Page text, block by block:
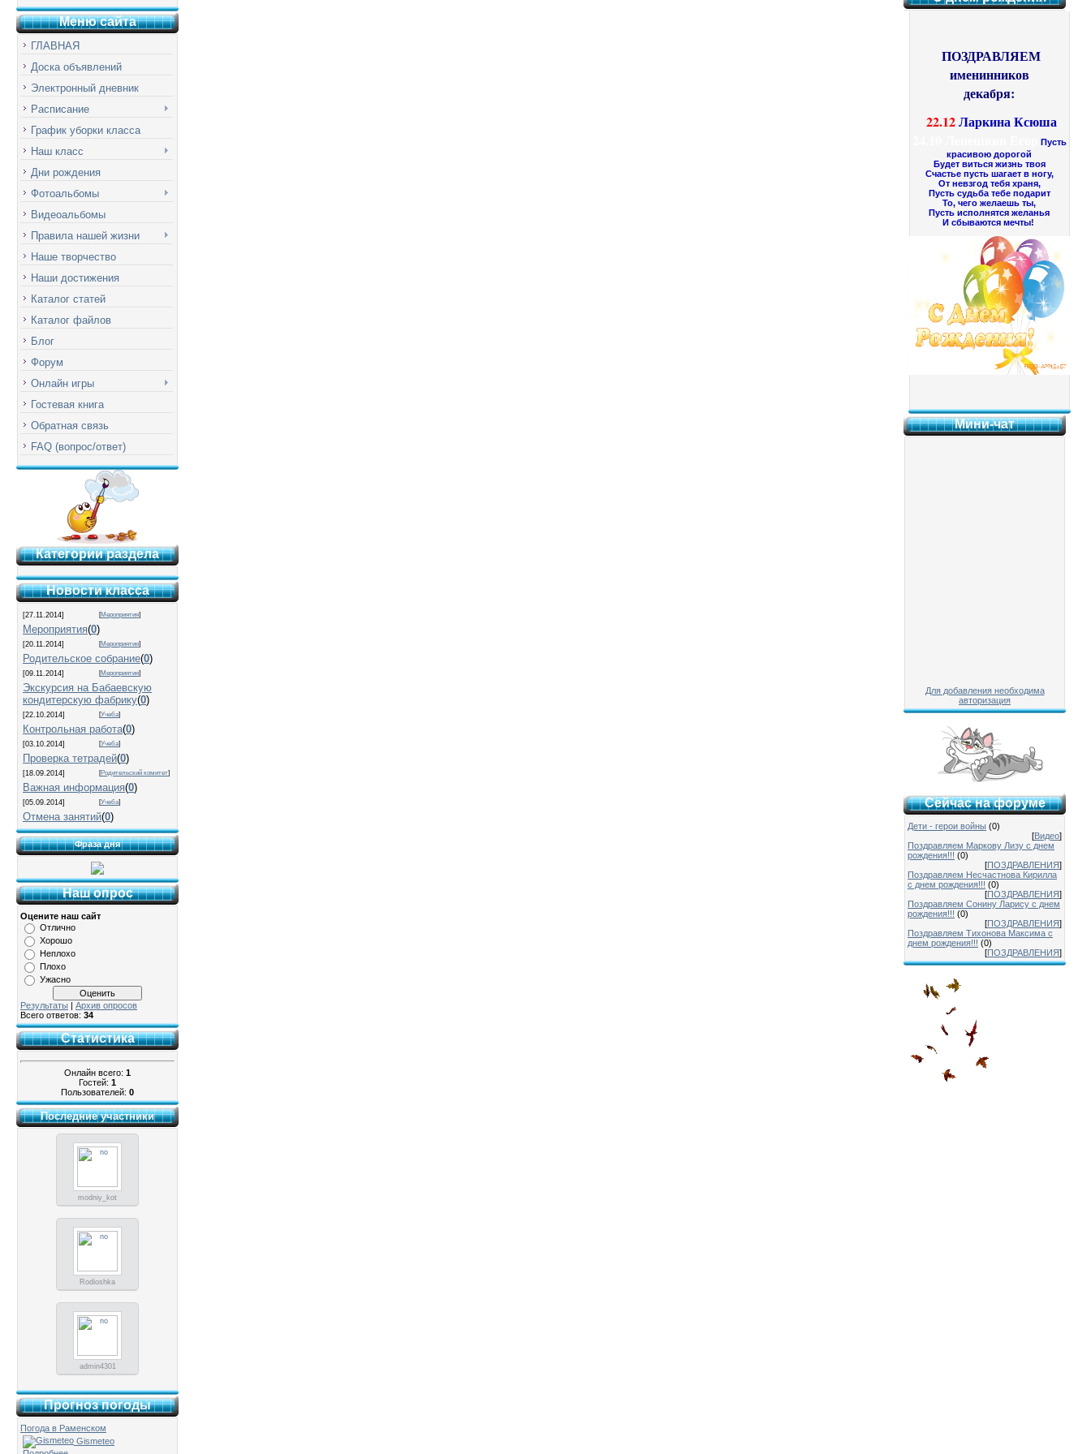
Меню сайта
ГЛАВНАЯ
Доска объявлений
Электронный дневник
Расписание
График уборки класса
Наш класс
Дни рождения
Фотоальбомы
Видеоальбомы
Правила нашей жизни
Наше творчество
Наши достижения
Каталог статей
Каталог файлов
Блог
Форум
Онлайн игры
Гостевая книга
Обратная связь
FAQ (вопрос/ответ)
Категории раздела
Новости класса
[27.11.2014] [Мероприятия]
Мероприятия(0)
[20.11.2014] [Мероприятия]
Родительское собрание(0)
[09.11.2014] [Мероприятия]
Экскурсия на Бабаевскую
кондитерскую фабрику(0)
[22.10.2014] [Учеба]
Контрольная работа(0)
[03.10.2014] [Учеба]
Проверка тетрадей(0)
[18.09.2014] [Родительский комитет]
Важная информация(0)
[05.09.2014] [Учеба]
Отмена занятий(0)
Фраза дня
Наш опрос
Оцените наш сайт
Отлично
Хорошо
Неплохо
Плохо
Ужасно
Результаты | Архив опросов
Всего ответов: 34
Статистика
Онлайн всего: 1
Гостей: 1
Пользователей: 0
Последние участники
modniy_kot
Rodioshka
admin4301
Прогноз погоды
Погода в Раменском
Gismeteo
ПОЗДРАВЛЯЕМ
именинников
декабря:
22.12Ларкина Ксюша
Пусть
красивою дорогой
Будет виться жизнь твоя
Счастье пусть шагает в ногу,
От невзгод тебя храня,
Пусть судьба тебе подарит
То, чего желаешь ты,
Пусть исполнятся желанья
И сбываются мечты!
Мини-чат
Для добавления необходима
авторизация
Сейчас на форуме
Дети - герои войны (0)
[Видео]
Поздравляем Маркову Лизу с днем
рождения!!! (0)
[ПОЗДРАВЛЕНИЯ]
Поздравляем Несчастнова Кирилла
с днем рождения!!! (0)
[ПОЗДРАВЛЕНИЯ]
Поздравляем Сонину Ларису с днем
рождения!!! (0)
[ПОЗДРАВЛЕНИЯ]
Поздравляем Тихонова Максима с
днем рождения!!! (0)
[ПОЗДРАВЛЕНИЯ]